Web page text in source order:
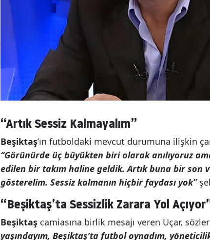
“Artık Sessiz Kalmayalım”
Beşiktaş’ın futboldaki mevcut durumuna ilişkin
“Görünürde üç büyükten biri olarak anılıyoruz
edilen bir takım haline geldik. Artık buna bir son
gösterelim. Sessiz kalmanın hiçbir faydası yok”
“Beşiktaş’ta Sessizlik Zarara Yol
Beşiktaş camiasına birlik mesajı veren Uçar,
yaşındayım, Beşiktaş’ta futbol oynadım,